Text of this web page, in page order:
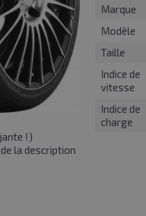
!)
la description
Marque
Modèle
Taille
Indice de
vitesse
Indice de
charge